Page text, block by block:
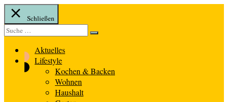
Schließen
Suche
nach:
Suche
Aktuelles
Lifestyle
Kochen & Backen
Wohnen
Haushalt